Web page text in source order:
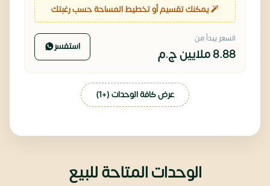
يمكنك تقسيم أو تخطيط المساحة حسب رغبتك
السعر يبدأ من
8.88 ملايين ج.م استفسر
عرض كافة الوحدات (+1)
الوحدات المتاحة للبيع